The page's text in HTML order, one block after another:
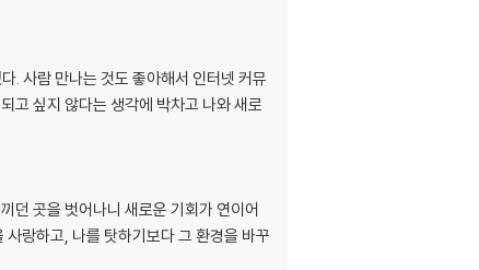
. 사람 만나는 것도 좋아해서 인터넷 커뮤
고 싶지 않다는 생각에 박차고 나와 새로
던 곳을 벗어나니 새로운 기회가 연이어
사랑하고, 나를 탓하기보다 그 환경을 바꾸